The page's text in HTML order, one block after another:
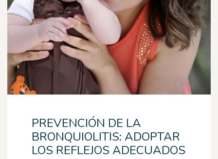
PREVENCIÓN DE LA
BRONQUIOLITIS: ADOPTAR
LOS REFLEJOS ADECUADOS